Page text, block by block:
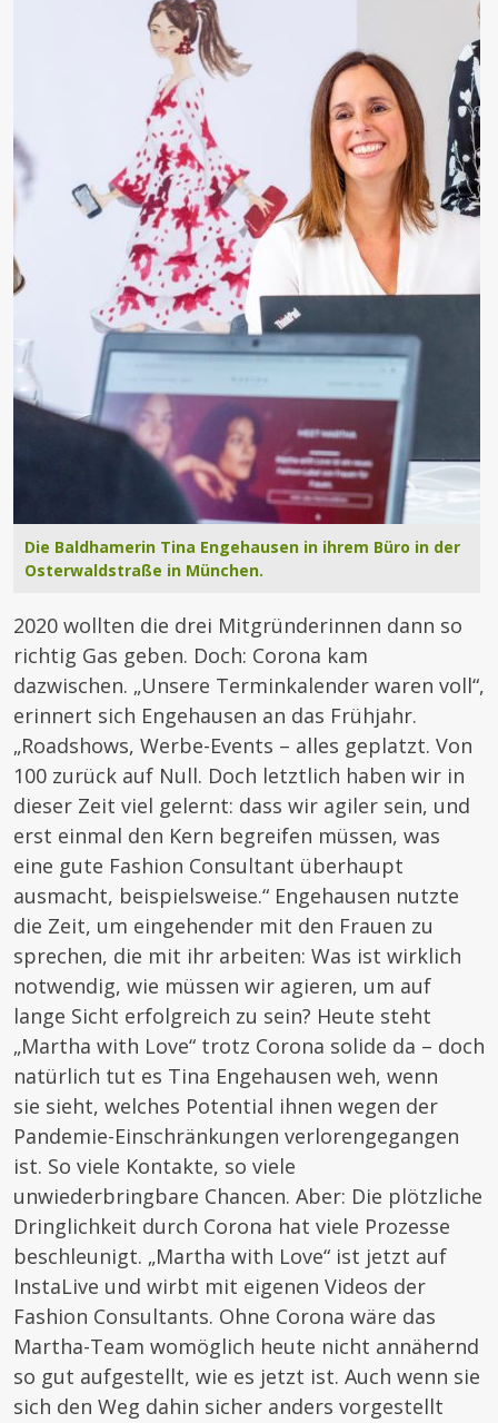
Die Baldhamerin Tina Engehausen in ihrem Büro in der
Osterwaldstraße in München.
2020 wollten die drei Mitgründerinnen dann so
richtig Gas geben. Doch: Corona kam
dazwischen. „Unsere Terminkalender waren voll“,
erinnert sich Engehausen an das Frühjahr.
„Roadshows, Werbe-Events – alles geplatzt. Von
100 zurück auf Null. Doch letztlich haben wir in
dieser Zeit viel gelernt: dass wir agiler sein, und
erst einmal den Kern begreifen müssen, was
eine gute Fashion Consultant überhaupt
ausmacht, beispielsweise.“ Engehausen nutzte
die Zeit, um eingehender mit den Frauen zu
sprechen, die mit ihr arbeiten: Was ist wirklich
notwendig, wie müssen wir agieren, um auf
lange Sicht erfolgreich zu sein? Heute steht
„Martha with Love“ trotz Corona solide da – doch
natürlich tut es Tina Engehausen weh, wenn
sie sieht, welches Potential ihnen wegen der
Pandemie-Einschränkungen verlorengegangen
ist. So viele Kontakte, so viele
unwiederbringbare Chancen. Aber: Die plötzliche
Dringlichkeit durch Corona hat viele Prozesse
beschleunigt. „Martha with Love“ ist jetzt auf
InstaLive und wirbt mit eigenen Videos der
Fashion Consultants. Ohne Corona wäre das
Martha-Team womöglich heute nicht annähernd
so gut aufgestellt, wie es jetzt ist. Auch wenn sie
sich den Weg dahin sicher anders vorgestellt